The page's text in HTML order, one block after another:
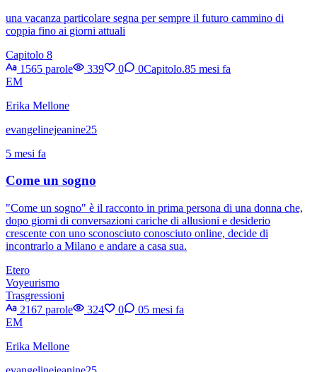
una vacanza particolare segna per sempre il futuro cammino di
coppia fino ai giorni attuali
Capitolo 8
1565 parole
339 0 0Capitolo.85 mesi fa
EM
Erika Mellone
evangelinejeanine25
5 mesi fa
Come un sogno
"Come un sogno" è il racconto in prima persona di una donna che,
dopo giorni di conversazioni cariche di allusioni e desiderio
crescente con uno sconosciuto conosciuto online, decide di
incontrarlo a Milano e andare a casa sua.
Etero
Voyeurismo
Trasgressioni
2167 parole
324 0 05 mesi fa
EM
Erika Mellone